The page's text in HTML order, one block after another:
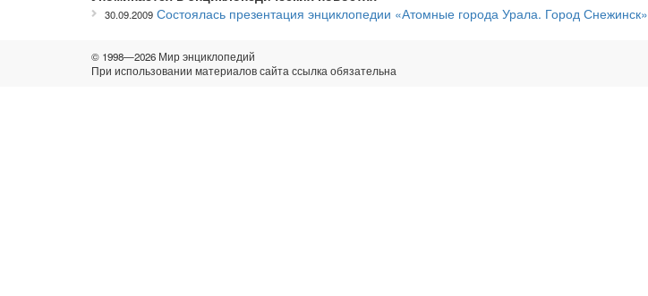
30.09.2009 Состоялась презентация энциклопедии «Атомные города Урала. Город Снежинск»
© 1998—2026 Мир энциклопедий
При использовании материалов сайта ссылка обязательна